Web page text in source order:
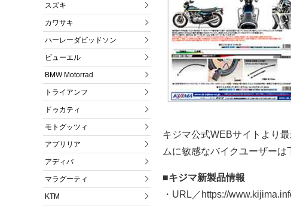
スズキ
カワサキ
ハーレーダビッドソン
ビューエル
BMW Motorrad
トライアンフ
ドゥカティ
モトグッツィ
アプリリア
アディバ
マラグーティ
KTM
キジマ公式WEBサイトより
ムに敏感なバイクユーザーは
■キジマ新製品情報
・URL／https://